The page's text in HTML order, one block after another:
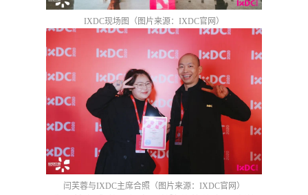
IXDC现场图（图片来源：IXDC官网）
闫芙蓉与IXDC主席合照（图片来源：IXDC官网）